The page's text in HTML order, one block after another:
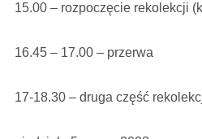
15.00 – rozpoczęcie rekolekcji
16.45 – 17.00 – przerwa
17-18.30 – druga część